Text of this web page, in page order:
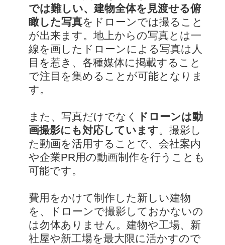
では難しい、建物全体を見渡せる俯
瞰した写真をドローンでは撮ること
が出来ます。地上からの写真とは一
線を画したドローンによる写真は人
目を惹き、各種媒体に掲載すること
で注目を集めることが可能となりま
す。
また、写真だけでなく
ドローンは動
画撮影にも対応しています。撮影し
た動画を活用することで、会社案内
や企業PR用の動画制作を行うことも
可能です。
費用をかけて制作した新しい建物
を、ドローンで撮影しておかないの
は勿体ありません。建物や工場、新
社屋や新工場を最大限に活かすので